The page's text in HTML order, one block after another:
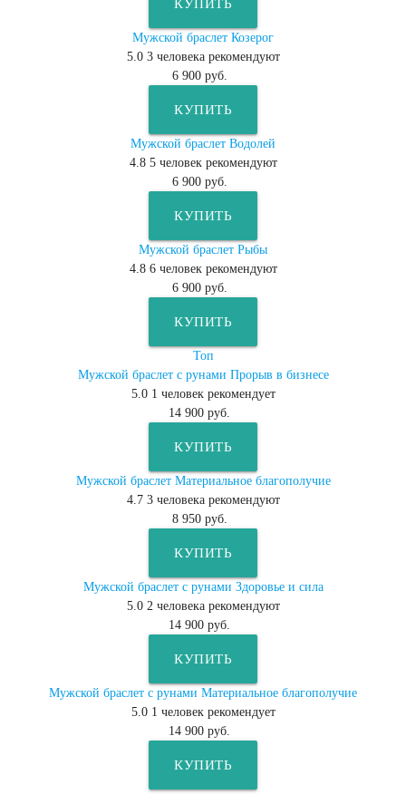
КУПИТЬ
Мужской браслет Козерог
5.0 3человека рекомендуют
6 900 руб.
КУПИТЬ
Мужской браслет Водолей
4.8 5человек рекомендуют
6 900 руб.
КУПИТЬ
Мужской браслет Рыбы
4.8 6человек рекомендуют
6 900 руб.
КУПИТЬ
Топ
Мужской браслет с рунами Прорыв в бизнесе
5.0 1 человек рекомендует
14 900 руб.
КУПИТЬ
Мужской браслет Материальное благополучие
4.7 3человека рекомендуют
8 950 руб.
КУПИТЬ
Мужской браслет с рунами Здоровье и сила
5.0 2 человека рекомендуют
14 900 руб.
КУПИТЬ
Мужской браслет с рунами Материальное благополучие
5.0 1 человек рекомендует
14 900 руб.
КУПИТЬ